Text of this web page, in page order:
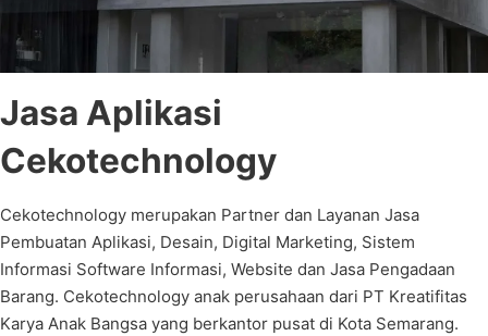
Jasa Aplikasi
Cekotechnology
Cekotechnology merupakan Partner dan Layanan Jasa
Pembuatan Aplikasi, Desain, Digital Marketing, Sistem
Informasi Software Informasi, Website dan Jasa Pengadaan
Barang. Cekotechnology anak perusahaan dari PT Kreatifitas
Karya Anak Bangsa yang berkantor pusat di Kota Semarang.